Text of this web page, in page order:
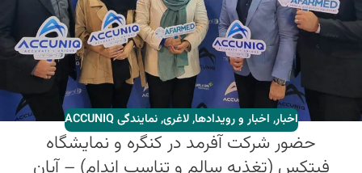
اخبار, اخبار و رویدادها,لاغری,نمایندگی ACCUNIQ
حضور شرکت آفرمد در کنگره و نمایشگاه